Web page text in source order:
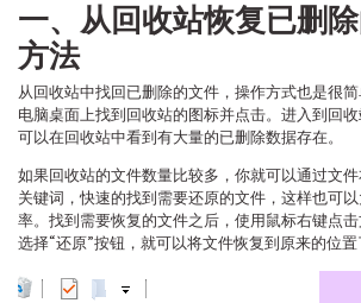
一、从回收站恢复已删
方法
从回收站中找回已删除的文件，操作方式也是很
电脑桌面上找到回收站的图标并点击。进入到回
可以在回收站中看到有大量的已删除数据存在。
如果回收站的文件数量比较多，你就可以通过文
关键词，快速的找到需要还原的文件，这样也可
率。找到需要恢复的文件之后，使用鼠标右键点
选择“还原”按钮，就可以将文件恢复到原来的位置